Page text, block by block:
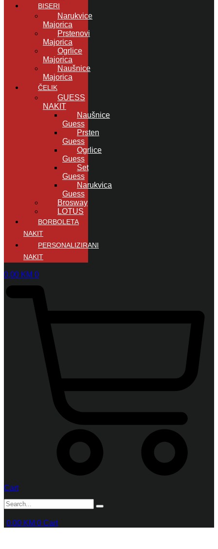
BISERI
Narukvice
Majorica
Prstenovi
Majorica
Ogrlice
Majorica
Naušnice
Majorica
ČELIK
GUESS
NAKIT
Naušnice
Guess
Prsten
Guess
Ogrlice
Guess
Set
Guess
Narukvica
Guess
Brosway
LOTUS
BORBOLETA
NAKIT
PERSONALIZIRANI
NAKIT
0,00 KM 0
Cart
0,00 KM 0 Cart